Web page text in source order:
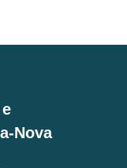
Nova